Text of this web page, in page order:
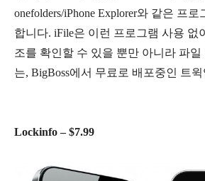
onefolders/iPhone Explorer와 같은 프
합니다. iFile은 이런 프로그램 사용 없
조를 확인할 수 있을 뿐만 아니라 파
는, BigBoss에서 무료로 배포중인 트
Lockinfo – $7.99